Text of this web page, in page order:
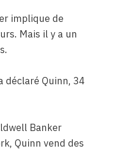
implique de
Mais il y a un
déclaré Quinn, 34
Banker
Quinn vend des